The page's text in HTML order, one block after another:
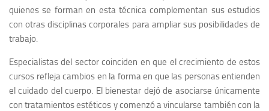
quienes se forman en esta técnica complementan sus estudios
con otras disciplinas corporales para ampliar sus posibilidades de
trabajo.
Especialistas del sector coinciden en que el crecimiento de estos
cursos refleja cambios en la forma en que las personas entienden
el cuidado del cuerpo. El bienestar dejó de asociarse únicamente
con tratamientos estéticos y comenzó a vincularse también con la